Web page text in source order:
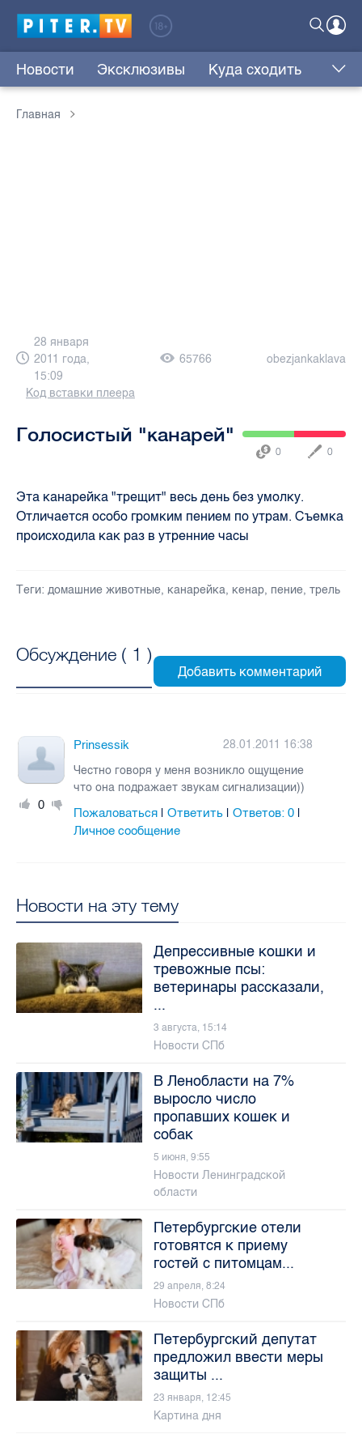
Новости Эксклюзивы Куда сходить
Главная
28 января
2011 года,
15:09
65766 obezjankaklava
Код вставки плеера
Голосистый "канарей"
0 0
Эта канарейка "трещит" весь день без умолку.
Отличается особо громким пением по утрам. Съемка
происходила как раз в утренние часы
Теги: домашние животные, канарейка, кенар, пение, трель
Обсуждение ( 1 )
0
Prinsessik
28.01.2011 16:38
Честно говоря у меня возникло ощущение
что она подражает звукам сигнализации))
Пожаловаться |Ответить |Ответов:0
Личное сообщение
Новости на эту тему
Депрессивные кошки и
тревожные псы:
ветеринары рассказали,
...
3 августа, 15:14
Новости СПб
В Ленобласти на 7%
выросло число
пропавших кошек и
собак
5 июня, 9:55
Новости Ленинградской
области
Петербургские отели
готовятся к приему
гостей с питомцам...
29 апреля, 8:24
Новости СПб
Петербургский депутат
предложил ввести меры
защиты ...
23 января, 12:45
Картина дня